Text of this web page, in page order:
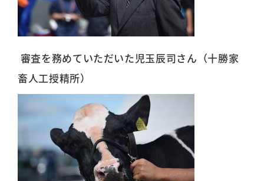
審査を務めていただいた児玉辰司さん（十勝家
畜人工授精所）